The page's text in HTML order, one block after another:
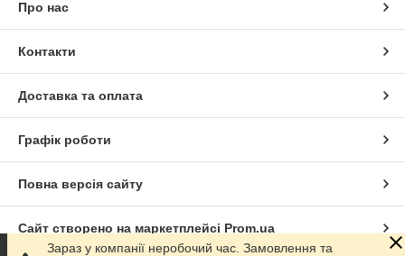
Про нас
Контакти
Доставка та оплата
Графік роботи
Повна версія сайту
Сайт створено на маркетплейсі Prom.ua
Зараз у компанії неробочий час. Замовлення та